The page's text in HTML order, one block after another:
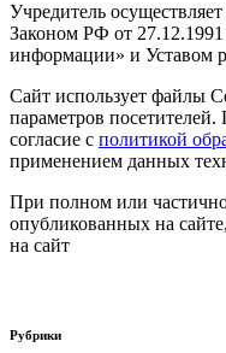
Учредитель
Законом РФ от
информации» и Уставом
Сайт использует файлы
параметров
согласие с политикой
применением данных
При полном или
опубликованных на
на сайт
Рубрики